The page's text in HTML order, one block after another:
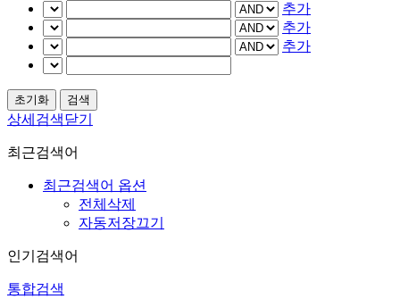
추가
추가
추가
상세검색닫기
최근검색어
최근검색어 옵션
전체삭제
자동저장끄기
인기검색어
통합검색